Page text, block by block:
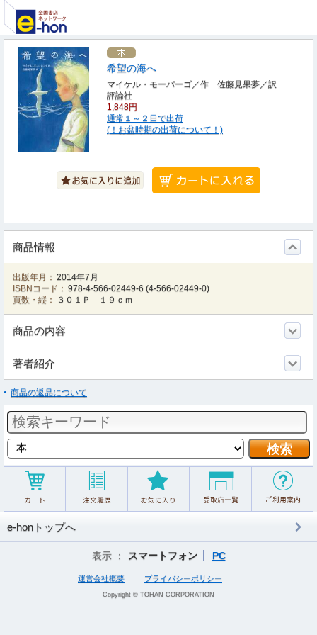
希望の海へ
マイケル・モーパーゴ／作 佐藤見果夢／訳
評論社
1,848円
通常１～２日で出荷
(！お盆時期の出荷について！)
商品情報
出版年月： 2014年7月
ISBNコード： 978-4-566-02449-6 (4-566-02449-0)
頁数・縦：
３０１Ｐ １９ｃｍ
商品の内容
著者紹介
商品の返品について
e-honトップへ
表示 ： スマートフォン PC
運営会社概要 プライバシーポリシー
Copyright © TOHAN CORPORATION